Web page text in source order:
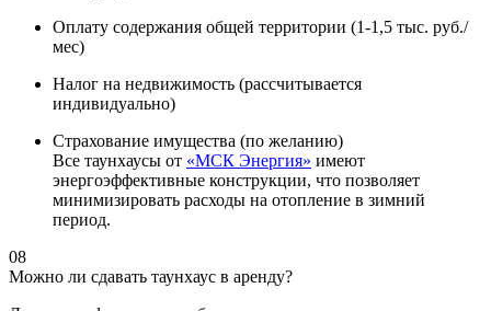
Оплату содержания общей территории (1-1,5 тыс. руб./
мес)
Налог на недвижимость (рассчитывается
индивидуально)
Страхование имущества (по желанию)
Все таунхаусы от «МСК Энергия» имеют
энергоэффективные конструкции, что позволяет
минимизировать расходы на отопление в зимний
период.
08
Можно ли сдавать таунхаус в аренду?